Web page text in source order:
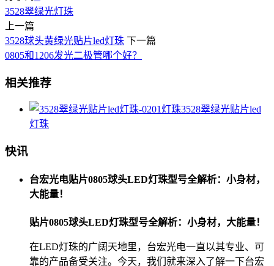
3528翠绿光灯珠
上一篇
3528球头黄绿光贴片led灯珠 下一篇
0805和1206发光二极管哪个好？
相关推荐
3528翠绿光贴片led
灯珠
快讯
台宏光电贴片0805球头LED灯珠型号全解析：小身材，
大能量！
贴片0805球头LED灯珠型号全解析：小身材，大能量！
在LED灯珠的广阔天地里，台宏光电一直以其专业、可
靠的产品备受关注。今天，我们就来深入了解一下台宏